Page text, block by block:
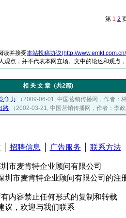
第 1 2
读并接受本站投稿协议(http://
观点，并不代表本网立场。文中的论述和观点，
相 关 文 章（共2篇)
争力
（2009-06-01, 中国营销传播网，作者：林
路
（2002-03-21, 中国营销传播网，作者：李政
│ 招聘信息 广告服务 联系方法
市麦肯特企业顾问有限公司
圳市麦肯特企业顾问有限公司的注
内容禁止任何形式的复制和转载
议，欢迎与我们联系